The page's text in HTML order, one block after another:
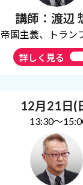
講師：渡辺
帝国主義、トラン
詳しく見る
12月21日(
13:30～